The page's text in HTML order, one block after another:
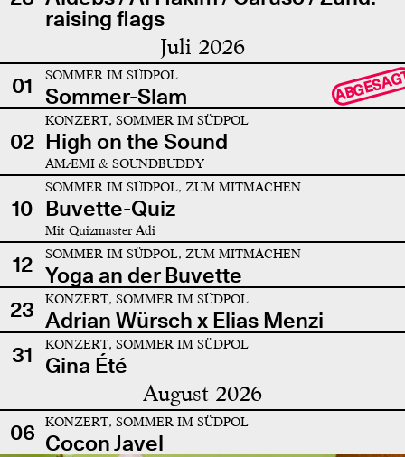
raising flags
Juli 2026
01 SOMMER IM SÜDPOL
Sommer-Slam
02
KONZERT, SOMMER IM SÜDPOL
High on the Sound
AMÆMI & SOUNDBUDDY
10
SOMMER IM SÜDPOL, ZUM MITMACHEN
Buvette-Quiz
Mit Quizmaster Adi
12 SOMMER IM SÜDPOL, ZUM MITMACHEN
Yoga an der Buvette
23
KONZERT, SOMMER IM SÜDPOL
Adrian Würsch x Elias Menzi
31
KONZERT, SOMMER IM SÜDPOL
Gina Été
August 2026
06 KONZERT, SOMMER IM SÜDPOL
Cocon Javel